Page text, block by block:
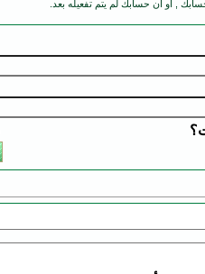
, أو أن حسابك لم يتم تفعيله بعد.